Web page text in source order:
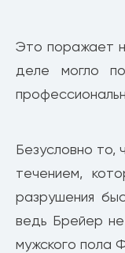
Это поражает
деле могло
Безусловно то,
течением,
разрушения
ведь Брейер
мужского пола